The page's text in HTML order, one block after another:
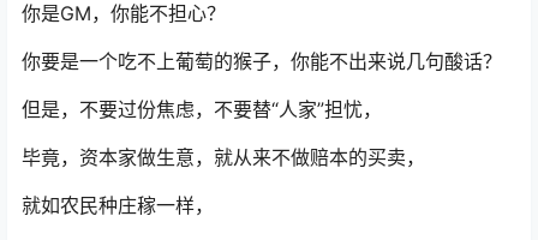
你是GM，你能不担心？
你要是一个吃不上葡萄的猴子，你能不出来说几句酸话？
但是，不要过份焦虑，不要替“人家”担忧，
毕竟，资本家做生意，就从来不做赔本的买卖，
就如农民种庄稼一样，